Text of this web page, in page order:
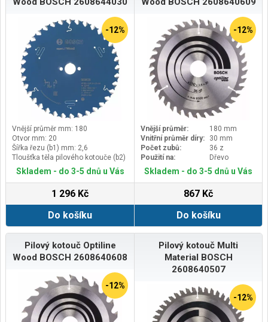
-12%
Vnější průměr mm: 180
Otvor mm: 20
Šířka řezu (b1) mm: 2,6
Tloušťka těla pilového kotouče (b2)
mm: 1,6
Skladem - do 3-5 dnů u Vás
1 296 Kč
Do košíku
-12%
Vnější průměr:
180 mm
Vnitřní průměr díry:
30 mm
Počet zubů:
36 z
Použití na:
Dřevo
Skladem - do 3-5 dnů u Vás
867 Kč
Do košíku
Pilový kotouč Optiline
Wood BOSCH 2608640608
-12%
Pilový kotouč Multi
Material BOSCH
2608640507
-12%